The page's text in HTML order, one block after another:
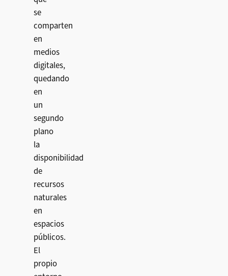
se
comparten
en
medios
digitales,
quedando
en
un
segundo
plano
la
disponibilidad
de
recursos
naturales
en
espacios
públicos.
El
propio